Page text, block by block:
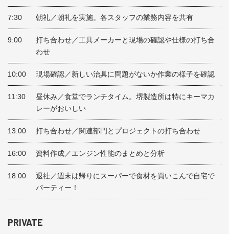
7:30 朝礼／朝礼を実施。各スタッフの業務内容を共有
9:00
打ち合わせ／工具メーカーと現場の確認や仕様の打ち合
わせ
10:00 現場確認／新しい治具に問題がないか作業の様子を確認
11:30
昼休み／食堂でランチタイム。堺製造所は特にキーマカ
レーがおいしい
13:00 打ち合わせ／関連部門とプロジェクトの打ち合わせ
16:00 資料作成／エンジン性能のまとめと分析
18:00
退社／週末は帰りにスーパーで食材を買いこんで自宅で
パーティー！
PRIVATE